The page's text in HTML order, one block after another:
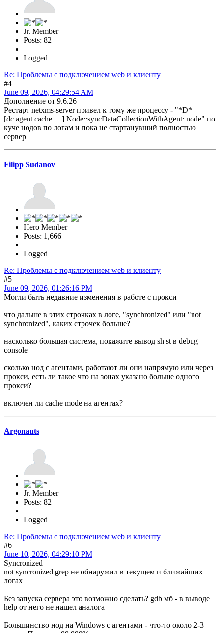
Jr. Member
Posts: 82
Logged
Re: Проблемы с подключением web и клиенту
#4
June 09, 2026, 04:29:54 AM
Дополнение от 9.6.26
Рестарт netxms-server привел к тому же процессу - "*D*
[dc.agent.cache ] Node::syncDataCollectionWithAgent: node" по
куче нодов по логам и пока не стартанувший полностью
сервер
Filipp Sudanov
Hero Member
Posts: 1,666
Logged
Re: Проблемы с подключением web и клиенту
#5
June 09, 2026, 01:26:16 PM
Могли быть недавние изменения в работе с прокси
что дальше в этих строчках в логе, "synchronized" или "not
synchronized", каких строчек больше?
насколько большая система, покажите вывод sh st в debug
console
сколько нод с агентами, работают ли они напрямую или через
прокси, есть ли такое что на зонах указано больше одного
прокси?
включен ли cache mode на агентах?
Argonauts
Jr. Member
Posts: 82
Logged
Re: Проблемы с подключением web и клиенту
#6
June 10, 2026, 04:29:10 PM
Syncronized
not syncronized grep не обнаружил в текущем и ближайших
логах
Без запуска сервера это возможно сделать? gdb мб - в выводе
help от него не нашел аналога
Большинство нод на Windows с агентами - что-то около 2-3